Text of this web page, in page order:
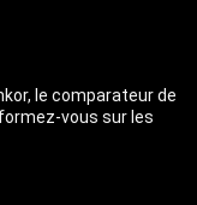
le comparateur de
vous sur les